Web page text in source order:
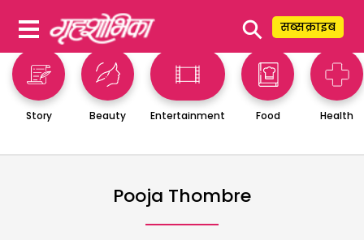
⚲ सब्सक्राइब
Story Beauty Entertainment Food Health
Pooja Thombre